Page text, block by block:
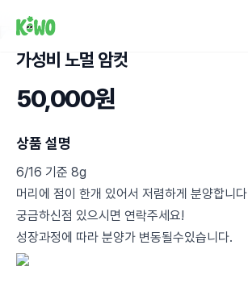
가성비 노멀 암컷
50,000원
상품 설명
6/16 기준 8g
머리에 점이 한개 있어서 저렴하게 분양합니다
궁금하신점 있으시면 연락주세요!
성장과정에 따라 분양가 변동될수있습니다.